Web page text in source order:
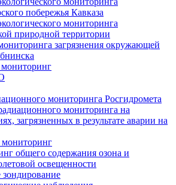
побережья Кавказа
мониторинга
природной территории
загрязнения окружающей
мониторинга Росгидромета
мониторинга на
загрязненных в результате аварии на
мониторинг
общего содержания озона и
освещенности